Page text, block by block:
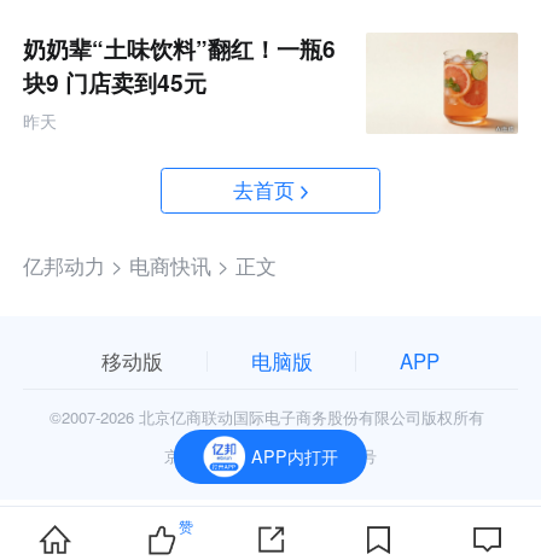
奶奶辈“土味饮料”翻红！一瓶6
块9 门店卖到45元
昨天
去首页
亿邦动力 > 电商快讯 > 正文
APP内打开
赞
移动版 电脑版 APP
©2007-2026 北京亿商联动国际电子商务股份有限公司版权所有
京公网安备11010602006906号